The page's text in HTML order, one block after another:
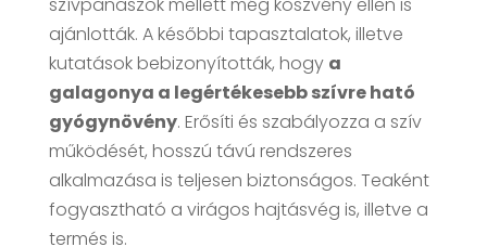
ajánlották. A későbbi tapasztalatok, illetve
kutatások bebizonyították, hogy a
galagonya a legértékesebb szívre ható
gyógynövény. Erősíti és szabályozza a szív
működését, hosszú távú rendszeres
alkalmazása is teljesen biztonságos. Teaként
fogyasztható a virágos hajtásvég is, illetve a
termés is.